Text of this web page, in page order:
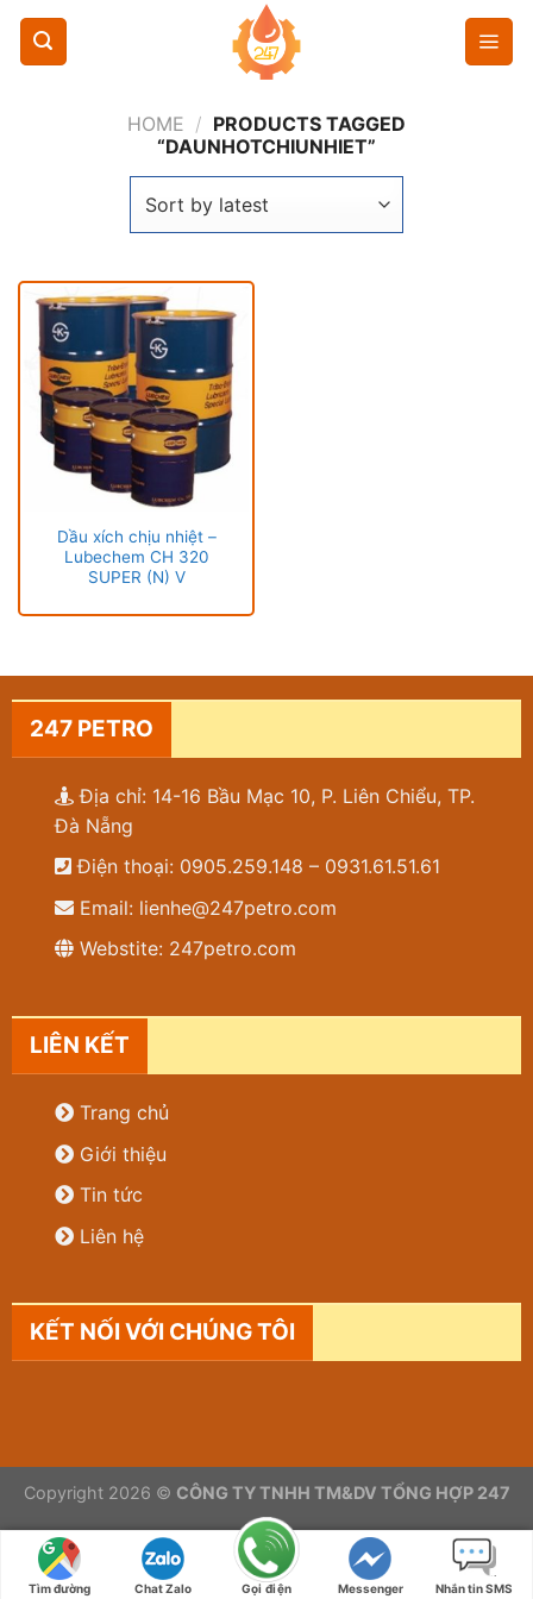
Chuyển
nội
HOME / PRODUCTS TAGGED
“DAUNHOTCHIUNHIET”
Dầu xích chịu nhiệt –
Lubechem CH 320
SUPER (N) V
247 PETRO
Địa chỉ: 14-16 Bầu Mạc 10, P. Liên Chiểu, TP.
Đà Nẵng
Điện thoại: 0905.259.148 – 0931.61.51.61
Email: lienhe@247petro.com
Webstite: 247petro.com
LIÊN KẾT
Trang chủ
Giới thiệu
Tin tức
Liên hệ
KẾT NỐI VỚI CHÚNG TÔI
Copyright 2026 © CÔNG TY TNHH TM&DV TỔNG HỢP 247
Tìm đường Chat Zalo Gọi điện Messenger Nhắn tin SMS